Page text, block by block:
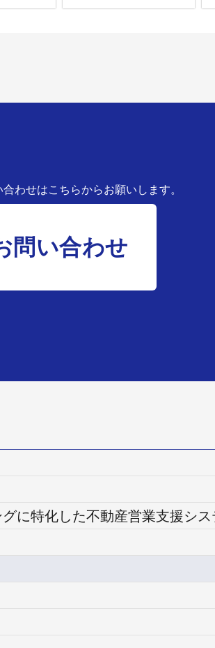
わせはこちらからお願いします。
問い合わせ
に特化した不動産営業支援シ